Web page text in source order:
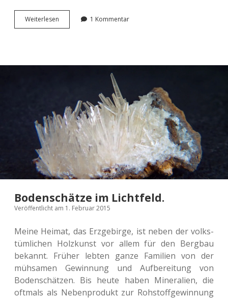
Wei­ter­le­sen
Illum
1 Kommentar
Bodenschätze im Lichtfeld.
Veröffentlicht am 1. Februar 2015
Meine Heimat, das Erz­ge­bir­ge, ist neben der volks­
tüm­li­chen Holz­kunst vor allem für den Berg­bau
bekannt. Früher lebten ganze Fami­li­en von der
müh­sa­men Gewin­nung und Auf­be­rei­tung von
Boden­schät­zen. Bis heute haben Mine­ra­li­en, die
oft­mals als Neben­pro­dukt zur Roh­stoff­ge­win­nung